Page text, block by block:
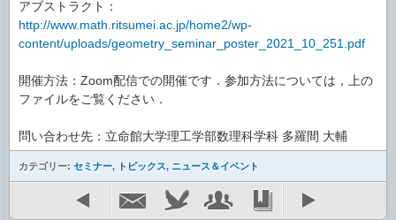
アブストラクト：
http://www.math.ritsumei.ac.jp/home2/wp-
content/uploads/geometry_seminar_poster_2021_10_251.pdf
開催方法：Zoom配信での開催です．参加方法については，上の
ファイルをご覧ください．
問い合わせ先：立命館大学理工学部数理科学科 多羅間 大輔
カテゴリー: セミナー, トピックス, ニュース＆イベント